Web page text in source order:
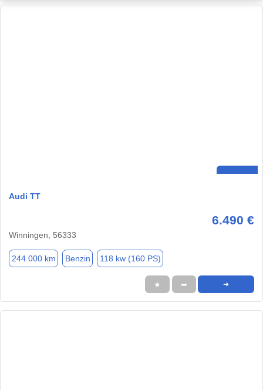
Audi TT
6.490 €
Winningen, 56333
244.000 km Benzin 118 kw (160 PS)
★ ➦ ➜